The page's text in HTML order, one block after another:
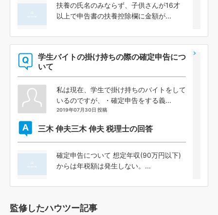
扶養の氏名のみならず、子供さんが16才
以上で申告書の扶養控除欄に金額が...
学生バイトの掛け持ちの際の確定申告につ
いて
私は現在、学生で掛け持ちのバイトをして
いるのですが、・確定申告をする義...
2019年07月30日 投稿
三木 伸夫三木 伸夫 税理士の回答
確定申告について 想定年収(90万円以下)
からは年税額は発生しない。...
監修したハウツー記事